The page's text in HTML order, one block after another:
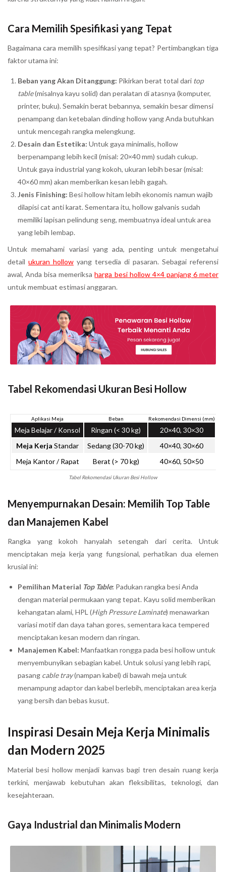
Cara Memilih Spesifikasi yang Tepat
Bagaimana cara memilih spesifikasi yang tepat? Pertimbangkan tiga
faktor utama ini:
Beban yang Akan Ditanggung: Pikirkan berat total dari top
table(misalnya kayu solid) dan peralatan di atasnya (komputer,
printer, buku). Semakin berat bebannya, semakin besar dimensi
penampang dan ketebalan dinding hollow yang Anda butuhkan
untuk mencegah rangka melengkung.
Desain dan Estetika: Untuk gaya minimalis, hollow
berpenampang lebih kecil (misal: 20×40 mm) sudah cukup.
Untuk gaya industrial yang kokoh, ukuran lebih besar (misal:
40×60 mm) akan memberikan kesan lebih gagah.
Jenis Finishing: Besi hollow hitam lebih ekonomis namun wajib
dilapisi cat anti karat. Sementara itu, hollow galvanis sudah
memiliki lapisan pelindung seng, membuatnya ideal untuk area
yang lebih lembap.
Untuk memahami variasi yang ada, penting untuk mengetahui
detail ukuran hollow yang tersedia di pasaran. Sebagai referensi
awal, Anda bisa memeriksaharga besi hollow 4×4 panjang 6 meter
untuk membuat estimasi anggaran.
Tabel Rekomendasi Ukuran Besi Hollow
Aplikasi Meja Beban Rekomendasi Dimensi (mm)
Meja Belajar / Konsol Ringan (< 30 kg)
20×40, 30×30
Meja Kerja Standar Sedang (30-70 kg)
40×40, 30×60
Meja Kantor / Rapat
Berat (> 70 kg) 40×60, 50×50
Tabel Rekomendasi Ukuran Besi Hollow
Menyempurnakan Desain: Memilih Top Table
dan Manajemen Kabel
Rangka yang kokoh hanyalah setengah dari cerita. Untuk
menciptakan meja kerja yang fungsional, perhatikan dua elemen
krusial ini:
Pemilihan Material Top Table: Padukan rangka besi Anda
dengan material permukaan yang tepat. Kayu solid memberikan
kehangatan alami, HPL (High Pressure Laminate) menawarkan
variasi motif dan daya tahan gores, sementara kaca tempered
menciptakan kesan modern dan ringan.
Manajemen Kabel: Manfaatkan rongga pada besi hollow untuk
menyembunyikan sebagian kabel. Untuk solusi yang lebih rapi,
pasang cable tray(nampan kabel) di bawah meja untuk
menampung adaptor dan kabel berlebih, menciptakan area kerja
yang bersih dan bebas kusut.
Inspirasi Desain Meja Kerja Minimalis
dan Modern 2025
Material besi hollow menjadi kanvas bagi tren desain ruang kerja
terkini, menjawab kebutuhan akan fleksibilitas, teknologi, dan
kesejahteraan.
Gaya Industrial dan Minimalis Modern